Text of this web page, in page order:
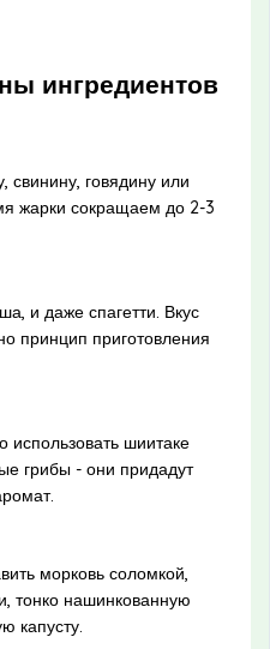
ингредиентов
свинину, говядину или
жарки сокращаем до 2-3
и даже спагетти. Вкус
принцип приготовления
шиитаке
грибы - они придадут
морковь соломкой,
тонко нашинкованную
капусту.